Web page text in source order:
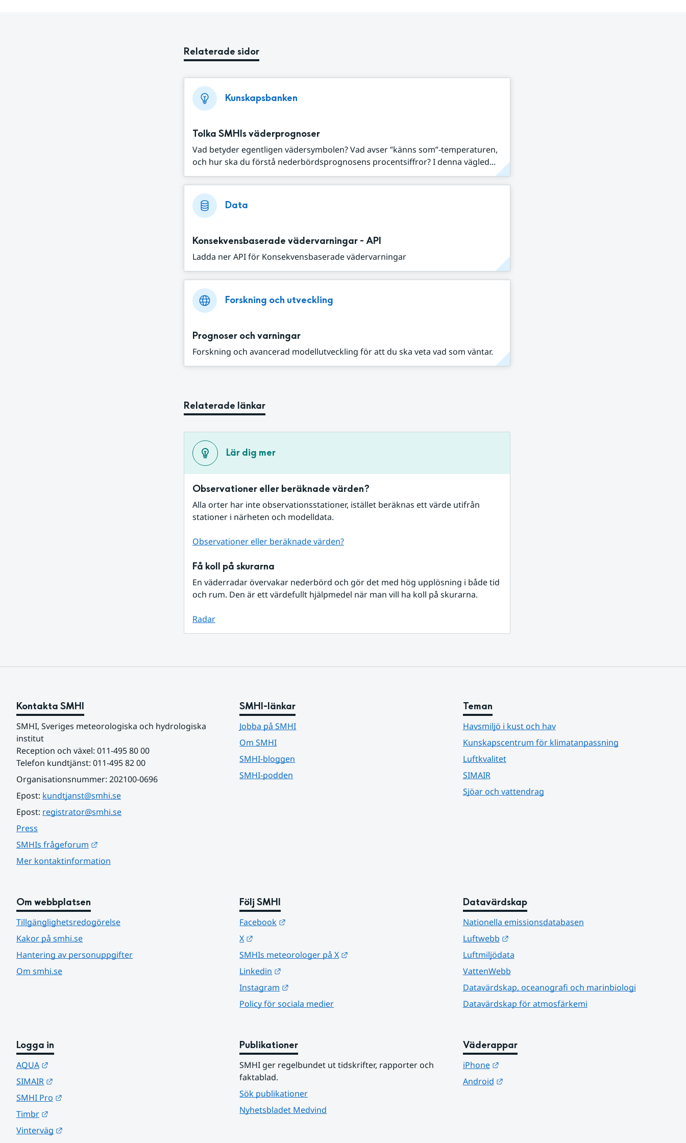
Relaterade sidor
Kunskapsbanken
Tolka SMHIs väderprognoser
Vad betyder egentligen vädersymbolen? Vad avser ”känns som”-temperaturen,
och hur ska du förstå nederbördsprognosens procentsiffror? I denna vägled...
Data
Konsekvensbaserade vädervarningar - API
Ladda ner API för Konsekvensbaserade vädervarningar
Forskning och utveckling
Prognoser och varningar
Forskning och avancerad modellutveckling för att du ska veta vad som väntar.
Relaterade länkar
Lär dig mer
Observationer eller beräknade värden?
Alla orter har inte observationsstationer, istället beräknas ett värde utifrån
stationer i närheten och modelldata.
Observationer eller beräknade värden?
Få koll på skurarna
En väderradar övervakar nederbörd och gör det med hög upplösning i både tid
och rum. Den är ett värdefullt hjälpmedel när man vill ha koll på skurarna.
Radar
Kontakta SMHI
SMHI, Sveriges meteorologiska och hydrologiska
institut
Reception och växel: 011-495 80 00
Telefon kundtjänst: 011-495 82 00
Organisationsnummer: 202100-0696
Epost: kundtjanst@smhi.se
Epost: registrator@smhi.se
Press
SMHIs frågeforum
Mer kontaktinformation
SMHI-länkar
Jobba på SMHI
Om SMHI
SMHI-bloggen
SMHI-podden
Teman
Havsmiljö i kust och hav
Kunskapscentrum för klimatanpassning
Luftkvalitet
SIMAIR
Sjöar och vattendrag
Om webbplatsen
Tillgänglighetsredogörelse
Kakor på smhi.se
Hantering av personuppgifter
Om smhi.se
Följ SMHI
Facebook
X
SMHIs meteorologer på X
Linkedin
Instagram
Policy för sociala medier
Datavärdskap
Nationella emissionsdatabasen
Luftwebb
Länk till annan webbplats.
Luftmiljödata
VattenWebb
Datavärdskap, oceanografi och marinbiologi
Datavärdskap för atmosfärkemi
Logga in
AQUA
SIMAIR
SMHI Pro
Timbr
Vinterväg
Publikationer
SMHI ger regelbundet ut tidskrifter, rapporter och
faktablad.
Sök publikationer
Nyhetsbladet Medvind
Väderappar
iPhone
Länk till annan webbplats.
Android
Länk till annan webbplats.